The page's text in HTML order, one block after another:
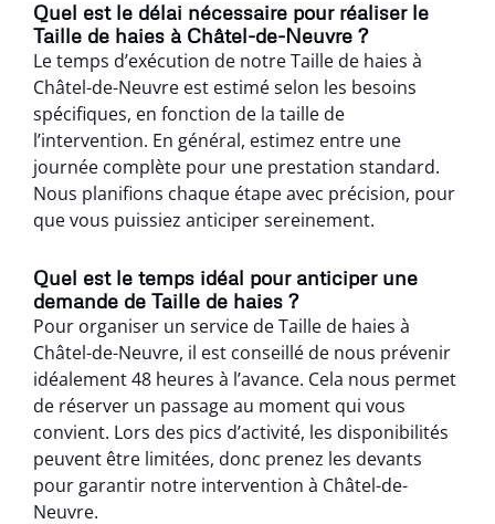
Quel est le délai nécessaire pour réaliser le
Taille de haies à Châtel-de-Neuvre ?
Le temps d’exécution de notre Taille de haies à
Châtel-de-Neuvre est estimé selon les besoins
spécifiques, en fonction de la taille de
l’intervention. En général, estimez entre une
journée complète pour une prestation standard.
Nous planifions chaque étape avec précision, pour
que vous puissiez anticiper sereinement.
Quel est le temps idéal pour anticiper une
demande de Taille de haies ?
Pour organiser un service de Taille de haies à
Châtel-de-Neuvre, il est conseillé de nous prévenir
idéalement 48 heures à l’avance. Cela nous permet
de réserver un passage au moment qui vous
convient. Lors des pics d’activité, les disponibilités
peuvent être limitées, donc prenez les devants
pour garantir notre intervention à Châtel-de-
Neuvre.